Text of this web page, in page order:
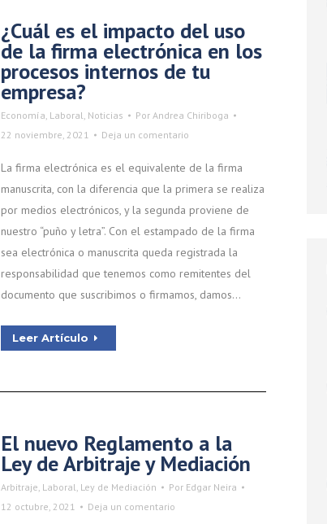
¿Cuál es el impacto del uso
de la firma electrónica en los
procesos internos de tu
empresa?
Economía, Laboral, Noticias Por Andrea Chiriboga
22 noviembre, 2021
Deja un comentario
La firma electrónica es el equivalente de la firma
manuscrita, con la diferencia que la primera se realiza
por medios electrónicos, y la segunda proviene de
nuestro “puño y letra”. Con el estampado de la firma
sea electrónica o manuscrita queda registrada la
responsabilidad que tenemos como remitentes del
documento que suscribimos o firmamos, damos…
Leer Artículo
El nuevo Reglamento a la
Ley de Arbitraje y Mediación
Arbitraje, Laboral, Ley de Mediación Por Edgar Neira
12 octubre, 2021
Deja un comentario